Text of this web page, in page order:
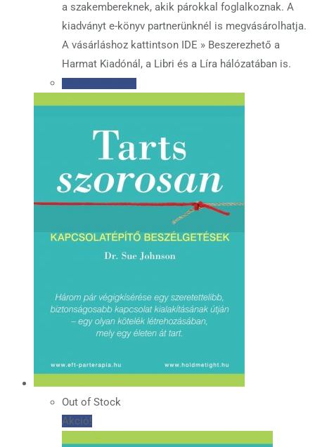
a szakembereknek, akik párokkal foglalkoznak. A
kiadványt e-könyv partnerünknél is megvásárolhatja.
A vásárláshoz kattintson IDE » Beszerezhető a
Harmat Kiadónál, a Libri és a Líra hálózatában is.
Out of Stock
Akció!